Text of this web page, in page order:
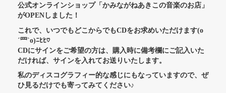
公式オンラインショップ「かみながねあきこの音楽のお店」
がOPENしました！
これで、いつでもどこからでもCDをお求めいただけます(o
´罒`o)ﾆﾋﾋ♡
CDにサインをご希望の方は、購入時に備考欄にご記入いた
だければ、サインを入れてお送りいたします。
私のディスコグラフィー的な感じにもなっていますので、ぜ
ひ見るだけでも寄ってみてください♪